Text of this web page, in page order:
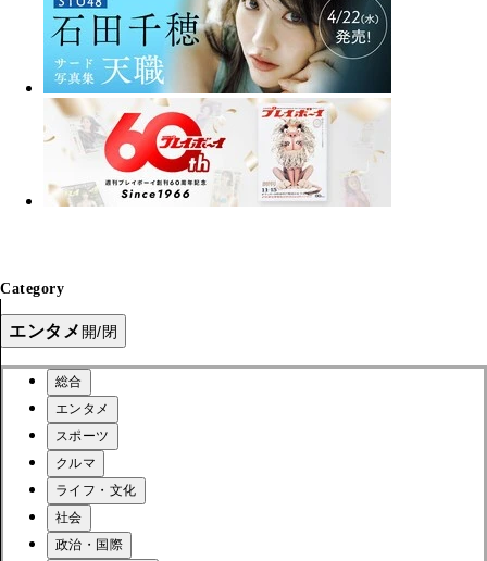
Category
エンタメ開/閉
総合
エンタメ
スポーツ
クルマ
ライフ・文化
社会
政治・国際